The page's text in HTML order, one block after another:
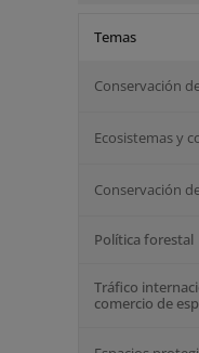
Temas
Conservación
Ecosistemas y
Conservación
Política forestal
Tráfico
comercio de